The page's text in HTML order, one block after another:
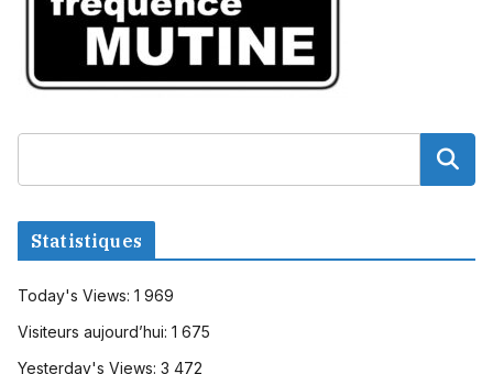
Statistiques
Today's Views: 1 969
Visiteurs aujourd’hui: 1 675
Yesterday's Views: 3 472